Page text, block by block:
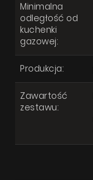
Minimalna
odległość od
kuchenki
gazowej:
Produkcja:
Zawartość
zestawu: